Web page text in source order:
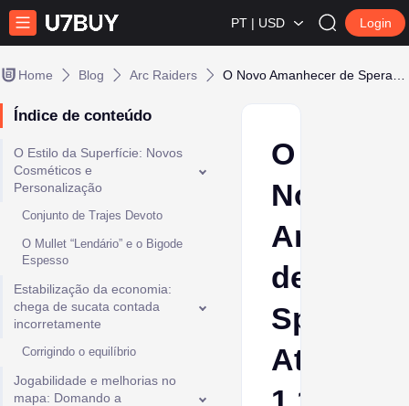
PT | USD Login
Home Blog Arc Raiders
Índice de conteúdo
O Estilo da Superfície: Novos
Cosméticos e
Personalização
Conjunto de Trajes Devoto
O Mullet “Lendário” e o Bigode
Espesso
Estabilização da economia:
chega de sucata contada
incorretamente
Corrigindo o equilíbrio
Jogabilidade e melhorias no
mapa: Domando a
O
Novo
de